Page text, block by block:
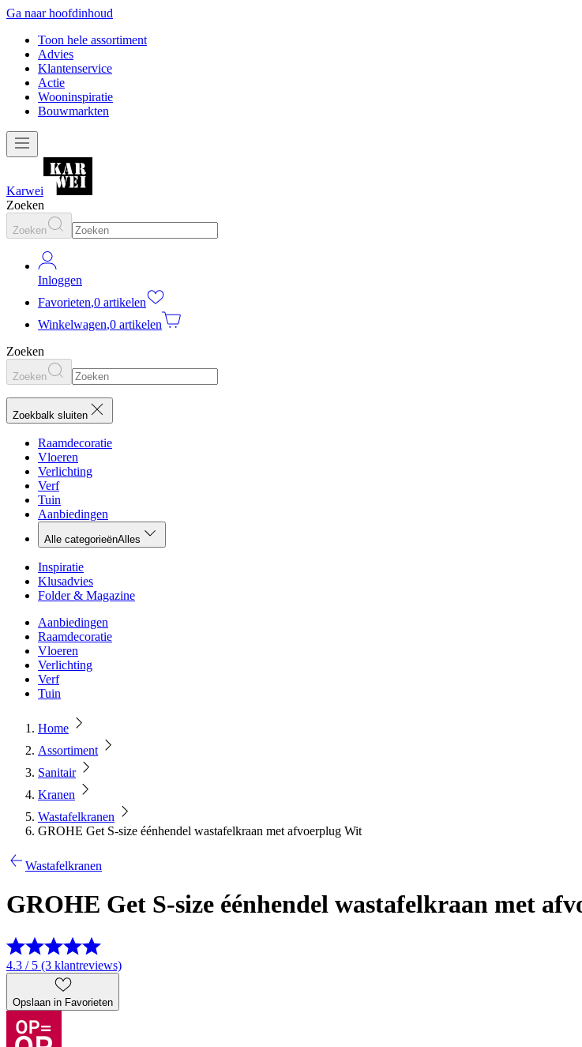
Ga naar hoofdinhoud
Toon hele assortiment
Advies
Klantenservice
Actie
Wooninspiratie
Bouwmarkten
Karwei
Zoeken
Zoeken
Inloggen
Favorieten,0 artikelen
Winkelwagen,0 artikelen
Zoeken
Zoeken
Zoekbalk sluiten
Raamdecoratie
Vloeren
Verlichting
Verf
Tuin
Aanbiedingen
Alle categorieënAlles
Inspiratie
Klusadvies
Folder & Magazine
Aanbiedingen
Raamdecoratie
Vloeren
Verlichting
Verf
Tuin
Home
Assortiment
Sanitair
Kranen
Wastafelkranen
GROHE Get S-size éénhendel wastafelkraan met afvoerplug Wit
Wastafelkranen
GROHE Get S-size éénhendel wastafelkraan met
4.3 / 5 (3 klantreviews)
Opslaan in Favorieten